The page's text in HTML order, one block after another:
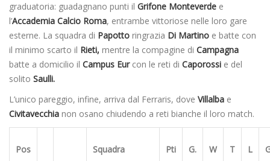
graduatoria: guadagnano punti il Grifone Monteverde e
l’Accademia Calcio Roma, entrambe vittoriose nelle loro gare
esterne. La squadra di Papotto ringrazia Di Martino e batte con
il minimo scarto il Rieti, mentre la compagine di Campagna
batte a domicilio il Campus Eurcon le reti di Caporossi e del
solito Saulli.
L’unico pareggio, infine, arriva dal Ferraris, dove Villalba e
Civitavecchia non osano chiudendo a reti bianche il loro match.
Pos Squadra Pti G. W T L